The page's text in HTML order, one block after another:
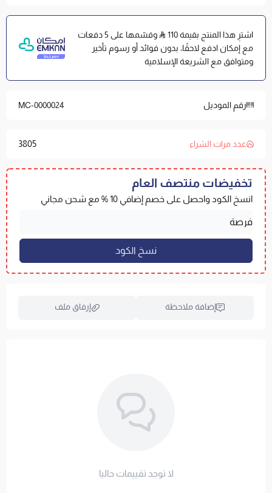
المواصفات الفنية
خامة الوجه الخارجي:
أبيض.
الصناعة:
سعودية بجودة عالمية.
تصفح جميعالمقاسات واختر ما يوافق مرتبتك، وإن كنت تعاني
من الكهرباء الساكنة؛ فننصحك بتجربةواقي كومفورت الفاخر
إرشادات الغسيل والعناية
يُغسل بالماء البارد، ويُجفف بالمجفف
الآلي على حرارة منخفضة.
اشترِ هذا المنتج بقيمة 110
وقسّمها على 5 دفعات
مع إمكان ادفع لاحقًا، بدون فوائد أو رسوم تأخير
ومتوافق مع الشريعة الإسلامية
رقم الموديل MC-0000024
عدد مرات الشراء 3805
تخفيضات منتصف العام
انسخ الكود واحصل على خصم إضافي 10 % مع شحن مجاني
إضافة ملاحظة إرفاق ملف
لا توجد تقييمات حاليا